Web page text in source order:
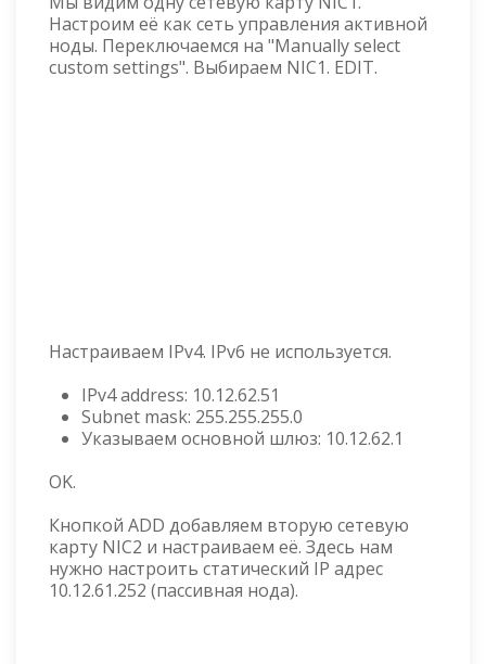
Настроим её как сеть управления активной
ноды. Переключаемся на "Manually select
custom settings". Выбираем NIC1. EDIT.
Настраиваем IPv4. IPv6 не используется.
IPv4 address: 10.12.62.51
Subnet mask: 255.255.255.0
Указываем основной шлюз: 10.12.62.1
OK.
Кнопкой ADD добавляем вторую сетевую
карту NIC2 и настраиваем её. Здесь нам
нужно настроить статический IP адрес
10.12.61.252 (пассивная нода).